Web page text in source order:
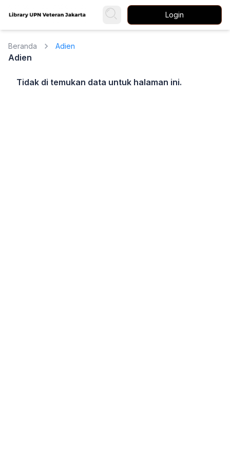
Login
Beranda Adien
Adien
Tidak di temukan data untuk halaman ini.